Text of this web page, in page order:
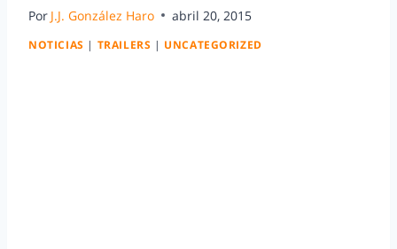
Por J.J. González Haro abril 20, 2015
NOTICIAS | TRAILERS | UNCATEGORIZED